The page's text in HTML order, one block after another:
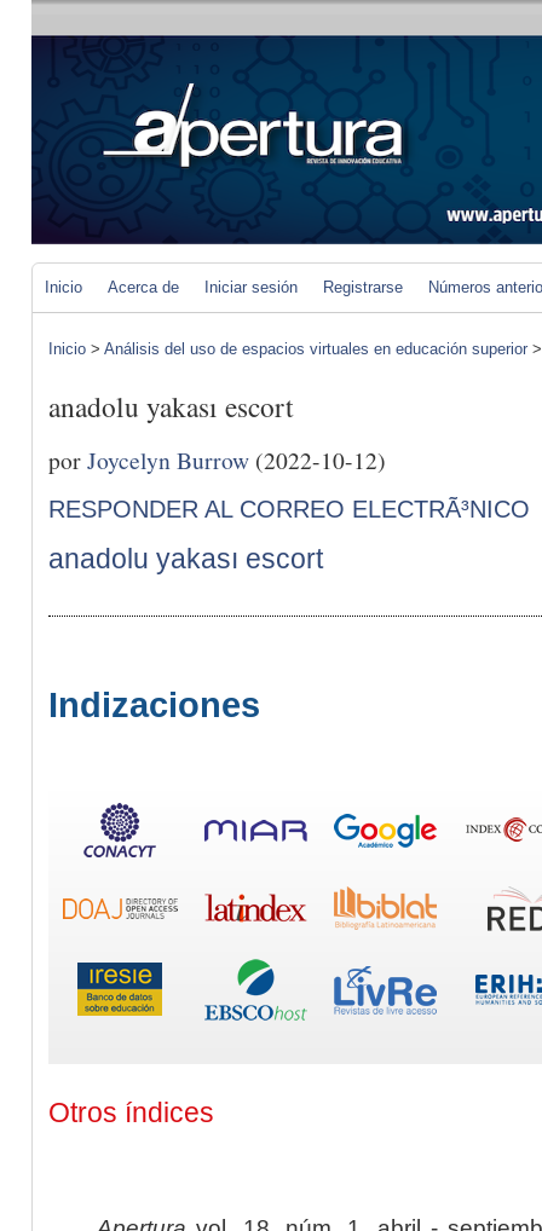
Inicio Acerca de Iniciar sesión Registrarse Números
Inicio > Análisis del uso de espacios virtuales en educación superior
anadolu yakası escort
porJoycelyn Burrow (2022-10-12)
RESPONDER AL CORREO ELECTRÃ³NICO
anadolu yakası escort
Indizaciones
Otros índices